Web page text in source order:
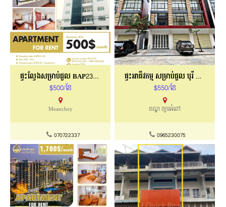
ផ្ទះល្វែងសម្រាប់ជួល BAP23-142
$500/ខែ
Meanchey
070722337
ផ្ទះអាជីវកម្ម សម្រាប់ជួល បុរី ប៉េងហួត
$550/ខែ
ខណ្ឌ ច្បារអំពៅ
0965230075